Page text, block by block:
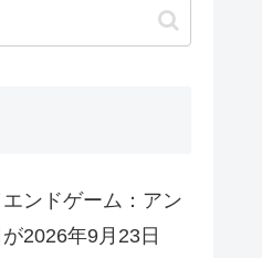
エンドゲーム：アン
2026年9月23日